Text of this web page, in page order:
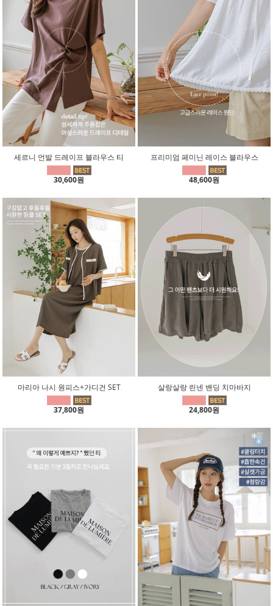
세르니 언발 드레이프 블라우스 티
30,600원
프리미엄 페미닌 레이스 블라우스
48,600원
마리아 나시 원피스+가디건 SET
37,800원
살랑살랑 린넨 밴딩 치마바지
24,800원